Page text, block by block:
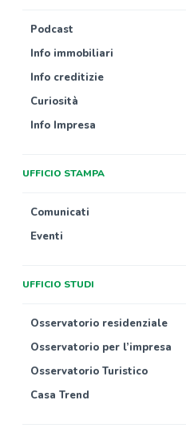
Podcast
Info immobiliari
Info creditizie
Curiosità
Info Impresa
UFFICIO STAMPA
Comunicati
Eventi
UFFICIO STUDI
Osservatorio residenziale
Osservatorio per l’impresa
Osservatorio Turistico
Casa Trend